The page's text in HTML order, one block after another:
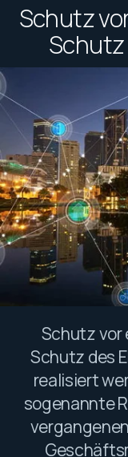
Schutz
Schutz
Schutz vor
Schutz des
realisiert
sogenannte